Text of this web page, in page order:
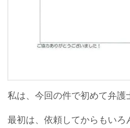
私は、今回の件で初めて弁護
最初は、依頼してからもいろ